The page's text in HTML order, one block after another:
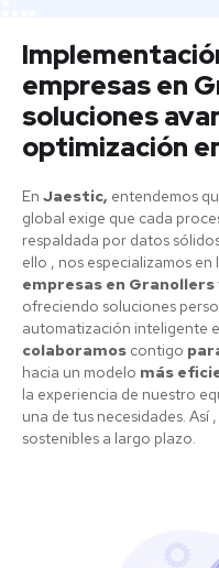
empresas en
soluciones
optimización
En Jaestic, entendemos
global exige que cada
respaldada por datos
ello , nos especializamos en
empresas en
ofreciendo soluciones
automatización inteligente
colaboramos contigo
hacia un modelo más
la experiencia de nuestro
una de tus necesidades. Así ,
sostenibles a largo plazo.